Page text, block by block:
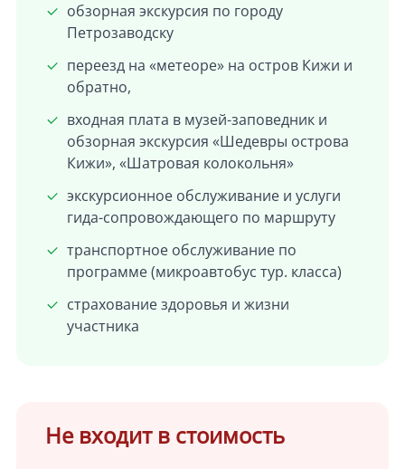
обзорная экскурсия по городу
Петрозаводску
переезд на «метеоре» на остров Кижи и
обратно,
входная плата в музей-заповедник и
обзорная экскурсия «Шедевры острова
Кижи», «Шатровая колокольня»
экскурсионное обслуживание и услуги
гида-сопровождающего по маршруту
транспортное обслуживание по
программе (микроавтобус тур. класса)
страхование здоровья и жизни
участника
Не входит в стоимость